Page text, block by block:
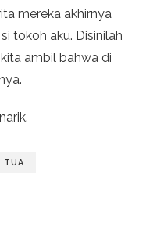
mereka akhirnya
tokoh aku. Disinilah
ambil bahwa di
TUA